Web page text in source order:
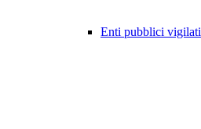
Enti pubblici vigilati